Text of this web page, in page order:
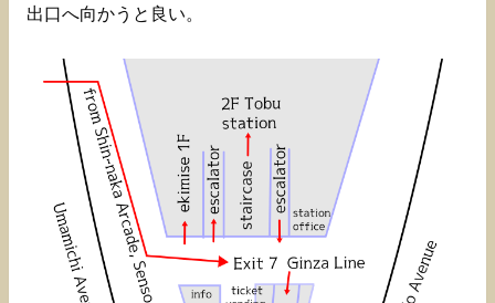
出口へ向かうと良い。